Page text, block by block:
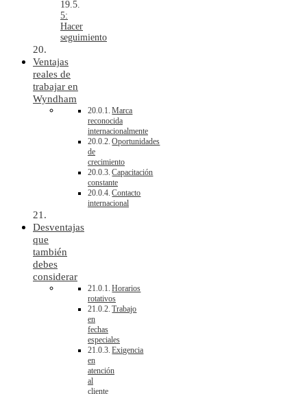
5:
Hacer
seguimiento
Ventajas
reales de
trabajar en
Wyndham
Marca
reconocida
internacionalmente
Oportunidades
de
crecimiento
Capacitación
constante
Contacto
internacional
Desventajas
que
también
debes
considerar
Horarios
rotativos
Trabajo
en
fechas
especiales
Exigencia
en
atención
al
cliente